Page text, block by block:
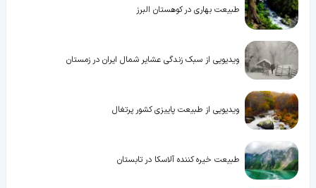
طبیعت بهاری در کوهستان البرز
ویدیویی از سبک زندگی عشایر شمال ایران در زمستان
ویدیویی از طبیعت پاییزی کشور پرتغال
طبیعت خیره‌ کننده آلاسکا در تابستان